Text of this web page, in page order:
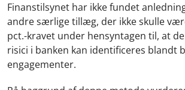
Finanstilsynet har ikke fundet
andre særlige tillæg, der ikke skulle
pct.-kravet under hensyntagen til, at
risici i banken kan identificeres blandt
engagementer.